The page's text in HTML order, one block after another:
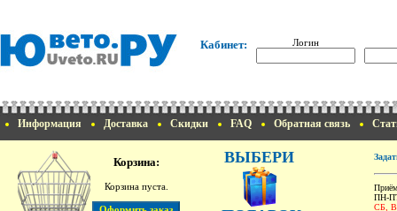
Кабинет: Логин
Информация Доставка Скидки FAQ Обратная связь
Корзина:
Корзина пуста.
ВЫБЕРИ
ПН-
СБ,